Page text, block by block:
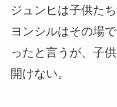
ジュンヒは子供た
ヨンシルはその場
ったと言うが、子
開けない。